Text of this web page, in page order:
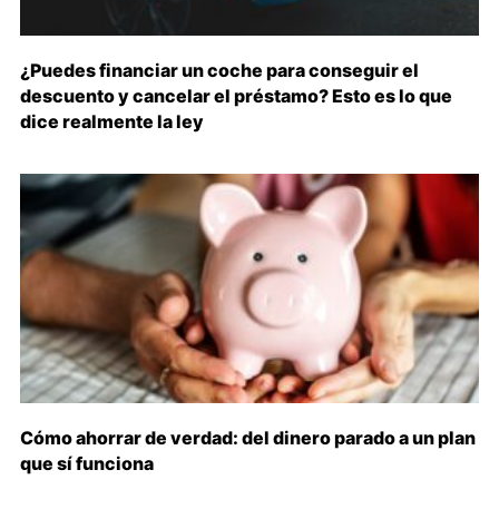
¿Puedes financiar un coche para conseguir el
descuento y cancelar el préstamo? Esto es lo que
dice realmente la ley
Cómo ahorrar de verdad: del dinero parado a un plan
que sí funciona